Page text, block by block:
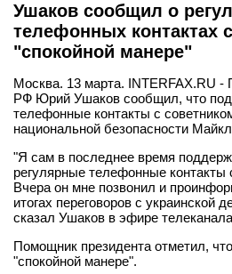
Ушаков сообщил о
телефонных контактах
"спокойной манере"
Москва. 13 марта. INTERFAX.RU -
РФ Юрий Ушаков сообщил, что
телефонные контакты с
национальной безопасности
"Я сам в последнее время
регулярные телефонные
Вчера он мне позвонил и
итогах переговоров с украинской
сказал Ушаков в эфире
Помощник президента отметил,
"спокойной манере".